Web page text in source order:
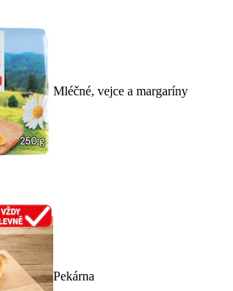
Mléčné, vejce a margaríny
Pekárna